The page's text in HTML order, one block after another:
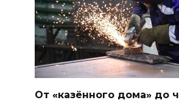
От «казённого дома» до